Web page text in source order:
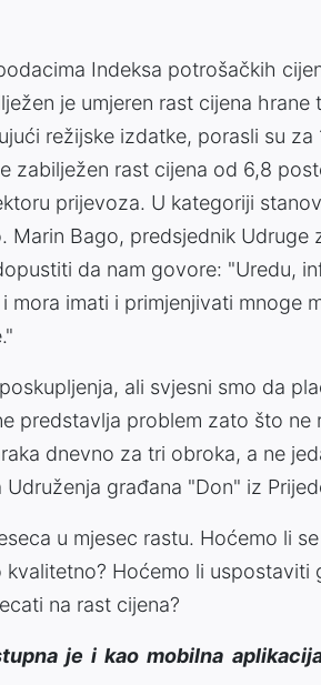
Indeksa potrošačkih
je umjeren rast cijena
režijske izdatke, porasli su
zabilježen rast cijena od 6,8
prijevoza. U kategoriji
Marin Bago, predsjednik
da nam govore: "Uredu,
mora imati i primjenjivati mnoge
ali svjesni smo da
predstavlja problem zato što ne
dnevno za tri obroka, a ne
građana "Don" iz
u mjesec rastu. Hoćemo li
Hoćemo li uspostaviti
na rast cijena?
je i kao mobilna